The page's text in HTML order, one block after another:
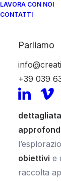
LAVORA CON NOI
CONTATTI
Parliamo
+39 039
una
Il nostro
dettagliata
obiettivi e
raccolta